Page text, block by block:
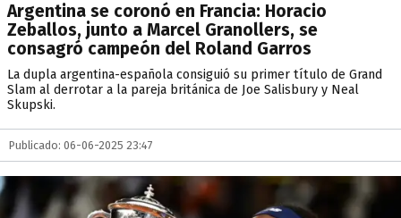
Argentina se coronó en Francia: Horacio
Zeballos, junto a Marcel Granollers, se
consagró campeón del Roland Garros
La dupla argentina-española consiguió su primer título de Grand
Slam al derrotar a la pareja británica de Joe Salisbury y Neal
Skupski.
Publicado: 06-06-2025 23:47